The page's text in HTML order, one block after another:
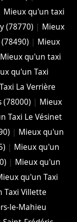
Mieux qu'un taxi
(78770) | Mieux
| Mieux
Mieux qu'un taxi
qu'un Taxi
La Verrière
(78000) | Mieux
Taxi Le Vésinet
| Mieux qu'un
| Mieux qu'un
| Mieux qu'un
qu'un Taxi
Taxi Villette
le-Mahieu